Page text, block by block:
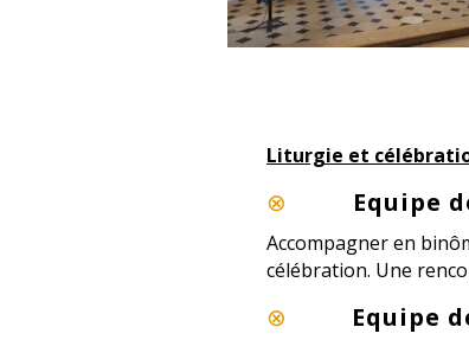
Liturgie et
⊗ Equipe
Accompagner en
célébration. Une
⊗ Equipe